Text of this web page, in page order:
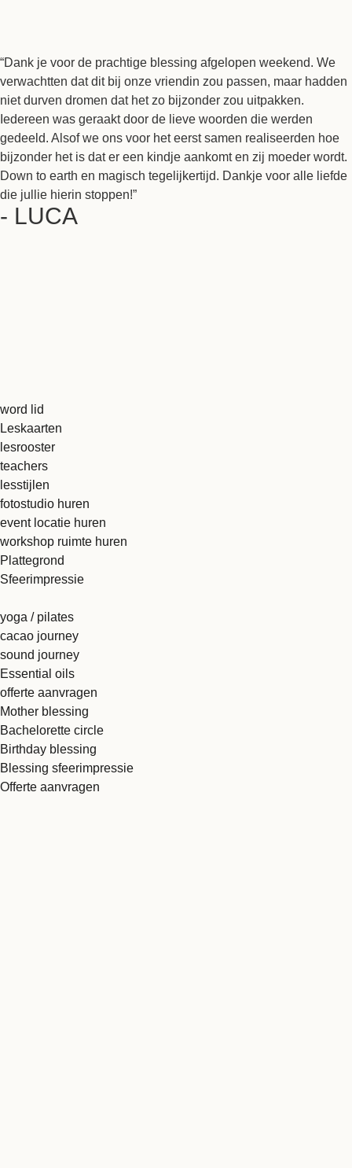
“Dank je voor de prachtige blessing afgelopen weekend. We
verwachtten dat dit bij onze vriendin zou passen, maar hadden
niet durven dromen dat het zo bijzonder zou uitpakken.
Iedereen was geraakt door de lieve woorden die werden
gedeeld. Alsof we ons voor het eerst samen realiseerden hoe
bijzonder het is dat er een kindje aankomt en zij moeder wordt.
Down to earth en magisch tegelijkertijd. Dankje voor alle liefde
die jullie hierin stoppen!”
- LUCA
word lid
Leskaarten
lesrooster
teachers
lesstijlen
fotostudio huren
event locatie huren
workshop ruimte huren
Plattegrond
Sfeerimpressie
yoga / pilates
cacao journey
sound journey
Essential oils
offerte aanvragen
Mother blessing
Bachelorette circle
Birthday blessing
Blessing sfeerimpressie
Offerte aanvragen